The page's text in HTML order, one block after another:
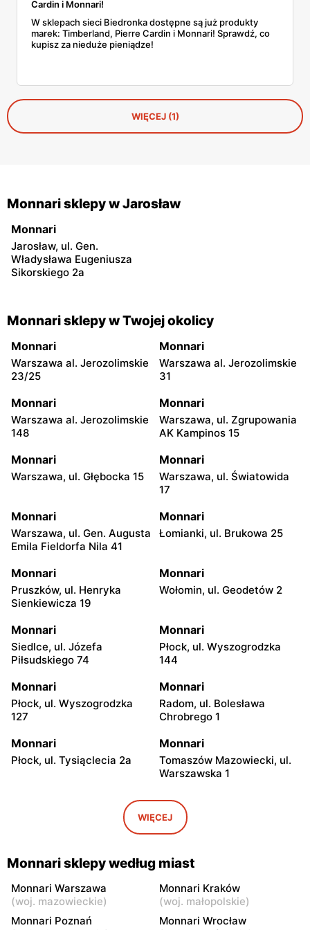
Cardin i Monnari!
W sklepach sieci Biedronka dostępne są już produkty
marek: Timberland, Pierre Cardin i Monnari! Sprawdź, co
kupisz za nieduże pieniądze!
WIĘCEJ (1)
Monnari sklepy w Jarosław
Monnari
Jarosław, ul. Gen.
Władysława Eugeniusza
Sikorskiego 2a
Monnari sklepy w Twojej okolicy
Monnari
Warszawa al. Jerozolimskie
23/25
Monnari
Warszawa al. Jerozolimskie
31
Monnari
Warszawa al. Jerozolimskie
148
Monnari
Warszawa, ul. Zgrupowania
AK Kampinos 15
Monnari
Warszawa, ul. Głębocka 15
Monnari
Warszawa, ul. Światowida
17
Monnari
Warszawa, ul. Gen. Augusta
Emila Fieldorfa Nila 41
Monnari
Łomianki, ul. Brukowa 25
Monnari
Pruszków, ul. Henryka
Sienkiewicza 19
Monnari
Wołomin, ul. Geodetów 2
Monnari
Siedlce, ul. Józefa
Piłsudskiego 74
Monnari
Płock, ul. Wyszogrodzka
144
Monnari
Płock, ul. Wyszogrodzka
127
Monnari
Radom, ul. Bolesława
Chrobrego 1
Monnari
Płock, ul. Tysiąclecia 2a
Monnari
Tomaszów Mazowiecki, ul.
Warszawska 1
Katowice, ul. Tadeusza
Monnari
Puławy, ul. Lubelska 2
Monnari
Łódź, ul. Brzezińska 27/29
Monnari
Piłsudskiego 94
Monnari Monnari
WIĘCEJ
Monnari sklepy według miast
Monnari Warszawa
(woj. mazowieckie)
Monnari Kraków
(woj. małopolskie)
Monnari Poznań
Monnari Wrocław